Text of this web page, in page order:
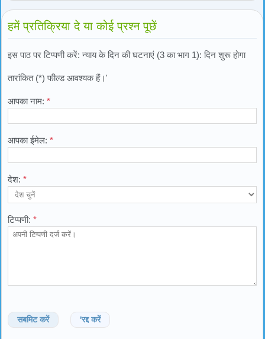
हमें प्रतिक्रिया दे या कोई प्रश्न पूछें
इस पाठ पर टिप्पणी करें: न्याय के दिन की घटनाएं (3 का भाग 1): दिन शुरू होगा
तारांकित (*) फील्ड आवश्यक हैं।'
आपका नाम: *
आपका ईमेल: *
देश: *
टिप्पणी: *
सबमिट करें 'रद्द करें